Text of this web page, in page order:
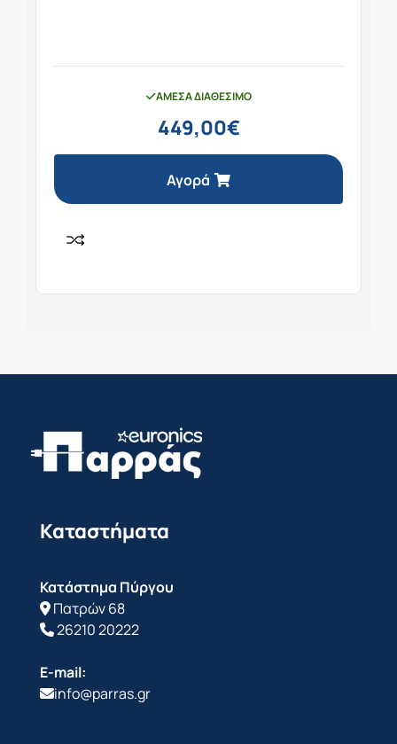
ΆΜΕΣΑ ΔΙΑΘΈΣΙΜΟ
449,00€
Αγορά
Καταστήματα
Κατάστημα Πύργου
Πατρών 68
26210 20222
E-mail:
info@parras.gr